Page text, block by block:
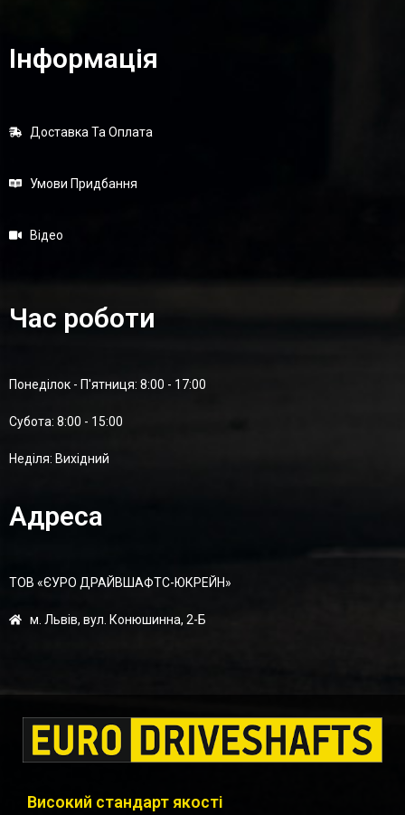
Інформація
Доставка Та Оплата
Умови Придбання
Відео
Час роботи
Понеділок - П'ятниця: 8:00 - 17:00
Суботa: 8:00 - 15:00
Неділя: Вихідний
Адреса
ТОВ «ЄУРО ДРАЙВШАФТC-ЮКРЕЙН»
м. Львів, вул. Конюшинна, 2-Б
Високий стандарт якості